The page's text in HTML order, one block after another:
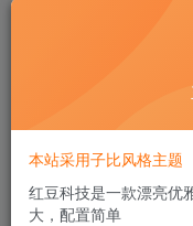
此内容为付费资源，请
您当
本站采用子比风格主题
红豆科技是一款漂亮优
大，配置简单